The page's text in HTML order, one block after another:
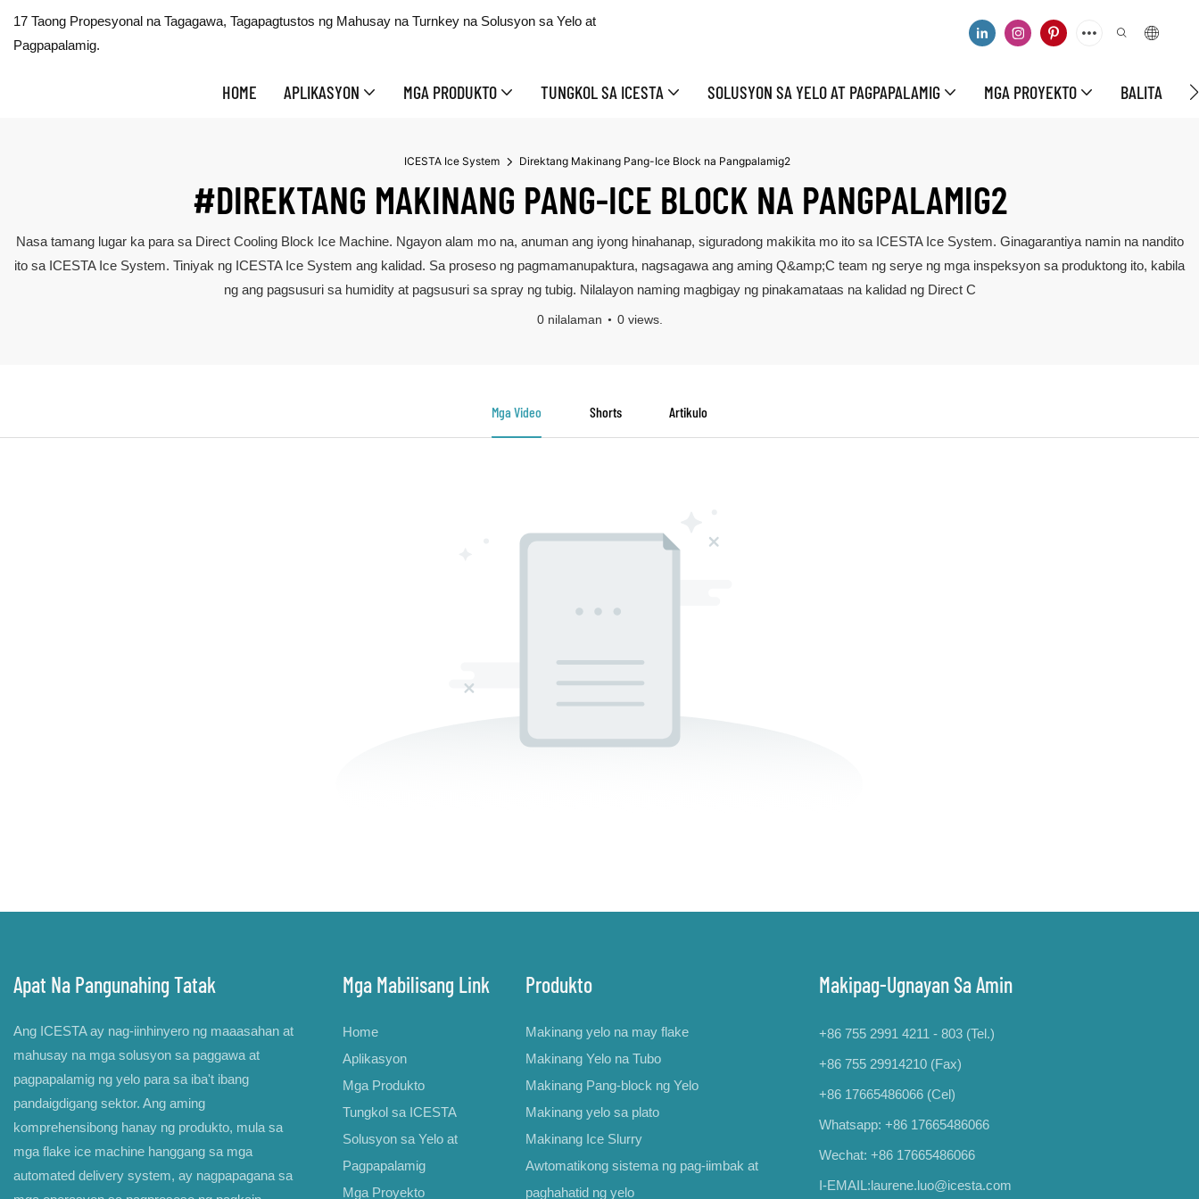
17 Taong Propesyonal na Tagagawa, Tagapagtustos ng Mahusay na Turnkey na Solusyon sa Yelo at
Pagpapalamig.
HOME APLIKASYON MGA PRODUKTO TUNGKOL SA ICESTA SOLUSYON SA YELO AT PAGPAPALAMIG MGA PROYEKTO BALITA
ICESTA Ice System Direktang Makinang Pang-Ice Block na Pangpalamig2
#DIREKTANG MAKINANG PANG-ICE BLOCK NA PANGPALAMIG2
Nasa tamang lugar ka para sa Direct Cooling Block Ice Machine. Ngayon alam mo na, anuman ang iyong hinahanap, siguradong makikita mo ito sa ICESTA Ice System. Ginagarantiya namin na nandito
ito sa ICESTA Ice System. Tiniyak ng ICESTA Ice System ang kalidad. Sa proseso ng pagmamanupaktura, nagsagawa ang aming Q&amp;C team ng serye ng mga inspeksyon sa produktong ito, kabila
ng ang pagsusuri sa humidity at pagsusuri sa spray ng tubig. Nilalayon naming magbigay ng pinakamataas na kalidad ng Direct C
0 nilalaman 0 views.
Mga Video Shorts Artikulo
Apat Na Pangunahing Tatak
Ang ICESTA ay nag-iinhinyero ng maaasahan at
mahusay na mga solusyon sa paggawa at
pagpapalamig ng yelo para sa iba't ibang
pandaigdigang sektor. Ang aming
komprehensibong hanay ng produkto, mula sa
mga flake ice machine hanggang sa mga
automated delivery system, ay nagpapagana sa
Mga Mabilisang Link
Home
Aplikasyon
Mga Produkto
Tungkol sa ICESTA
Solusyon sa Yelo at
Pagpapalamig
Mga Proyekto
Produkto
Makinang yelo na may flake
Makinang Yelo na Tubo
Makinang Pang-block ng Yelo
Makinang yelo sa plato
Makinang Ice Slurry
Awtomatikong sistema ng pag-iimbak at
paghahatid ng yelo
Makipag-Ugnayan Sa Amin
+86 755 2991 4211 - 803 (Tel.)
+86 755 29914210 (Fax)
+86 17665486066 (Cel)
Whatsapp: +86 17665486066
Wechat: +86 17665486066
I-EMAIL:laurene.luo@icesta.com